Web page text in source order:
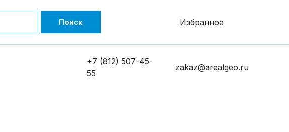
Избранное
Поиск
+7 (812) 507-45-
55
zakaz@arealgeo.ru